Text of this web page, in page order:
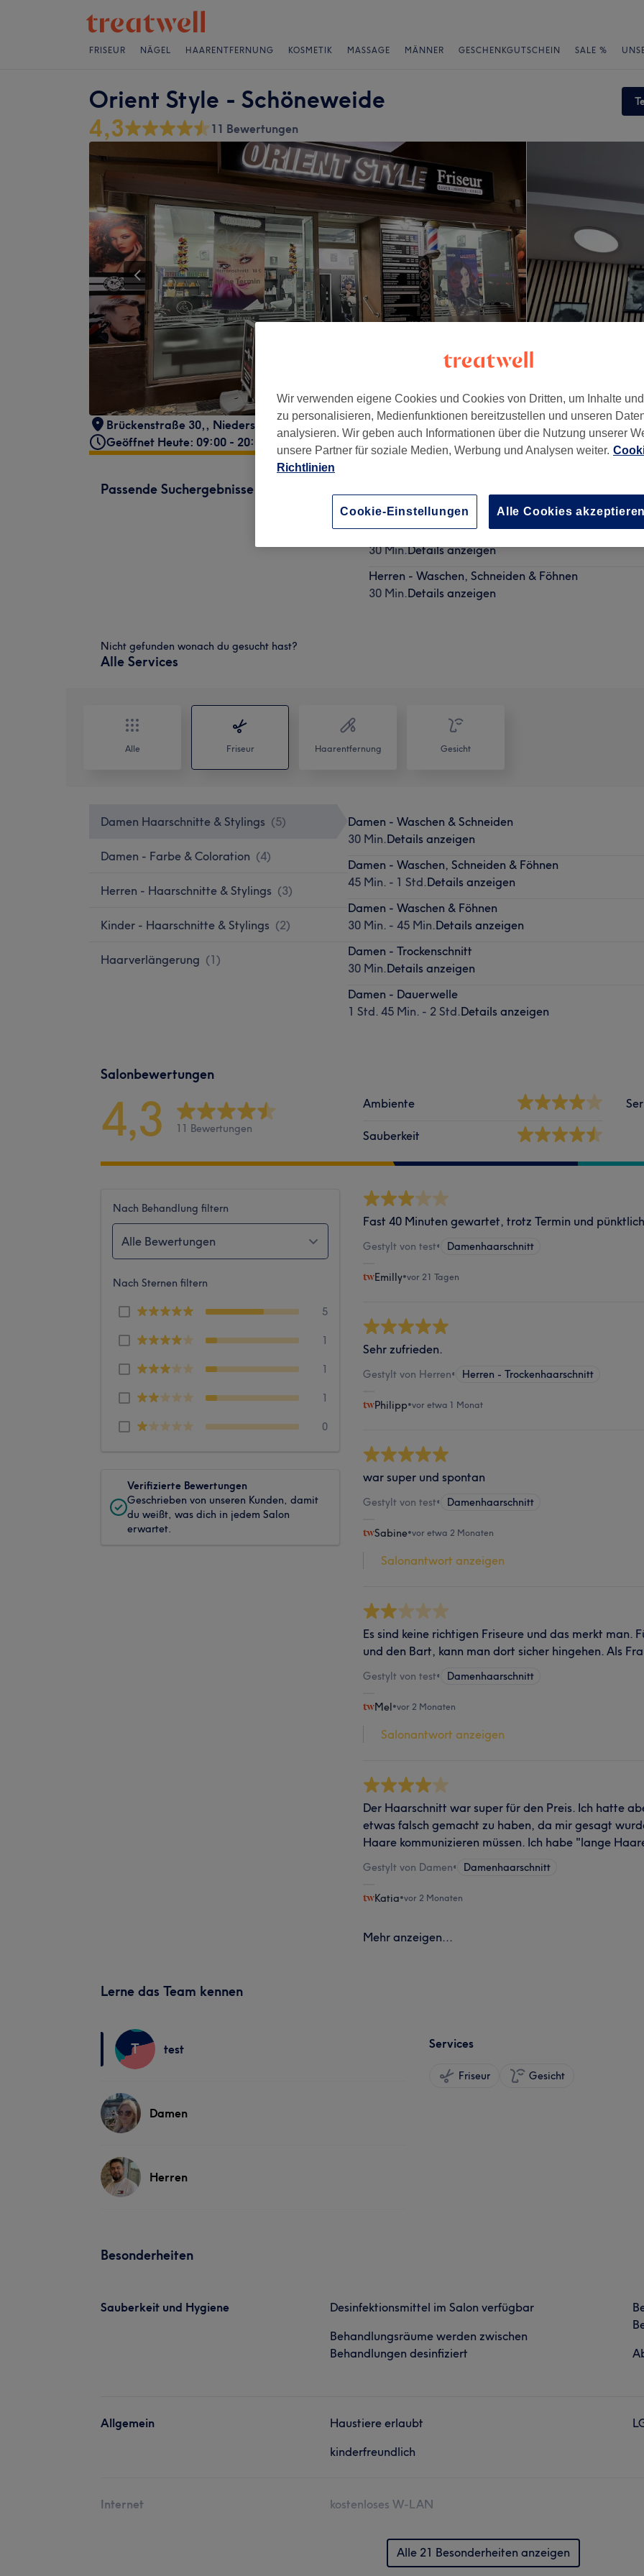
FRISEUR NÄGEL HAARENTFERNUNG KOSMETIK MASSAGE MÄNNER GESCHENKGUTSCHEIN SALE %
Orient Style - Schöneweide
4,3 11 Bewertungen
Brückenstraße 30, , Niederschöneweide, Berlin , 12439
Geöffnet Heute: 09:00 - 20:00
Passende Suchergebnisse
45 Min. - 1 Std.Details anzeigen
Herren - Trockenhaarschnitt
30 Min.Details anzeigen
Herren - Waschen, Schneiden & Föhnen
30 Min.Details anzeigen
Nicht gefunden wonach du gesucht hast?
Alle Services
Alle Friseur Haarentfernung Gesicht
Damen Haarschnitte & Stylings (5)
Damen - Farbe & Coloration (4)
Herren - Haarschnitte & Stylings (3)
Kinder - Haarschnitte & Stylings (2)
Haarverlängerung (1)
Damen - Waschen & Schneiden
30 Min.Details anzeigen
Damen - Waschen, Schneiden & Föhnen
45 Min. - 1 Std.Details anzeigen
Damen - Waschen & Föhnen
30 Min. - 45 Min.Details anzeigen
Damen - Trockenschnitt
30 Min.Details anzeigen
Damen - Dauerwelle
1 Std. 45 Min. - 2 Std.Details anzeigen
Salonbewertungen
4,3 11 Bewertungen
Ambiente
Sauberkeit
Nach Behandlung filtern
Alle Bewertungen
Nach Sternen filtern
5
1
1
1
0
Verifizierte Bewertungen
Geschrieben von unseren Kunden, damit
du weißt, was dich in jedem Salon
erwartet.
Fast 40 Minuten gewartet, trotz Termin und
Gestylt von test• Damenhaarschnitt
Emilly•vor 21 Tagen
Sehr zufrieden.
Gestylt von Herren• Herren - Trockenhaarschnitt
Philipp•vor etwa 1 Monat
war super und spontan
Gestylt von test• Damenhaarschnitt
Sabine•vor etwa 2 Monaten
Salonantwort anzeigen
Es sind keine richtigen Friseure und das merkt man.
und den Bart, kann man dort sicher hingehen. Als
Gestylt von test• Damenhaarschnitt
Mel•vor 2 Monaten
Salonantwort anzeigen
Der Haarschnitt war super für den Preis. Ich hatte
etwas falsch gemacht zu haben, da mir gesagt
Haare kommunizieren müssen. Ich habe "lange
Gestylt von Damen• Damenhaarschnitt
Katia•vor 2 Monaten
Mehr anzeigen...
Lerne das Team kennen
T test
Damen
Herren
Services
Friseur Gesicht
Besonderheiten
Sauberkeit und Hygiene
Desinfektionsmittel im Salon verfügbar
Behandlungsräume werden zwischen
Behandlungen desinfiziert
Allgemein
Haustiere erlaubt
kinderfreundlich
Internet kostenloses W-LAN
Alle 21 Besonderheiten anzeigen
Wir verwenden eigene Cookies und Cookies von Dritten, um Inhalte
zu personalisieren, Medienfunktionen bereitzustellen und unseren
analysieren. Wir geben auch Informationen über die Nutzung unserer
unsere Partner für soziale Medien, Werbung und Analysen weiter.
Richtlinien
Cookie-Einstellungen Alle Cookies akzeptieren